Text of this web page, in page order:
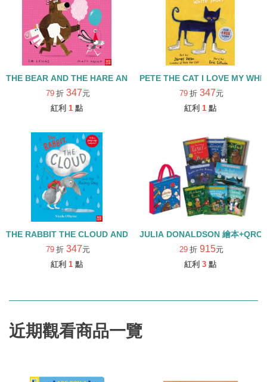
THE BEAR AND THE HARE AND THE FAIR 繪本+QRcode
79 折 347元
紅利 1 點
PETE THE CAT I LOVE MY
79 折 347元
紅利 1 點
THE RABBIT THE CLOUD AND RAINY DAY 繪本+QRCODE
79 折 347元
紅利 1 點
JULIA DONALDSON 繪本
29 折 915元
紅利 3 點
近期觀看商品一覽